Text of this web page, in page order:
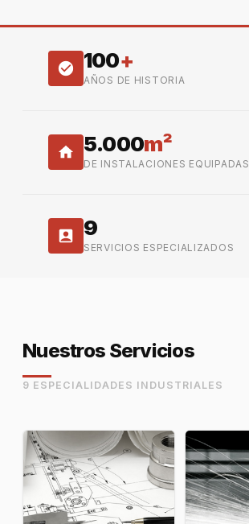
100+
AÑOS DE HISTORIA
5.000m²
DE INSTALACIONES EQUIPADAS
9
SERVICIOS ESPECIALIZADOS
Nuestros Servicios
9 ESPECIALIDADES INDUSTRIALES